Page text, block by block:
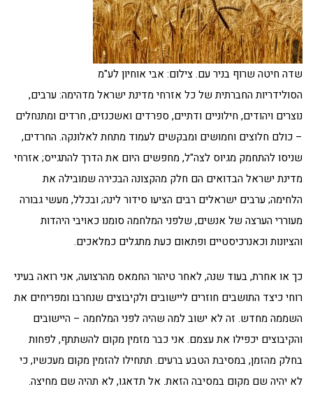
שדה חיטה שרוף בניר עם. צילום: אבי אוחיון לע"מ
הסולידריות החברתית של כל אזרחי מדינת ישראל מדהימה: ערבים,
נוצרים ויהודים, חילוניים ודתיים, ספרדים ואשכנזים, חרדים ומתנחלים
– כולם חלוצים וחמושים ומבקשים לעמוד מתחת לאלונקה. החרדים,
שניסו להתחמק מגיוס לצה"ל, מחפשים היום את הדרך להתגייס; אזרחי
מדינת ישראל הבדואים הם חלק מהקצונה הבכירה שמובילה את
הלחימה; ערבים ישראלים רבים הציעו סידור לינה; ובכלל, מעשי גבורה
מעוררי הערצה של אנשים, שלפני המלחמה סומנו כאויבי היהדות
והציונות וכאנרכיסטיים ופתאום כעת מתגלים כמלאכים.
כך או אחרת, בעוד שנה, לאחר טיהור החמאס מהרצועה, אני רואה בעיני
רוחי כיצד התושבים חוזרים ליישובים ולקיבוצים שנחרבו ומפריחים את
השממה מחדש. זה לא ישוב למה שהיה לפני המלחמה – היישובים
והקיבוצים יכפילו את עצמם. אני כבר מזמין מקום להשתתף, לפחות
בחלק מהזמן, במסיבת הטבע ברעים. תתחילו להזמין מקום מעכשיו, כי
לא יהיה שם מקום במסיבה הזאת. אל תדאגו, לא תהיה שם מחיצה.